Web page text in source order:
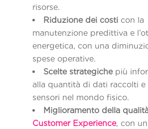
risorse.
Riduzione dei costicon la
manutenzione predittiva e
energetica, con una
spese operative.
Scelte strategichepiù
alla quantità di dati raccolti e
sensori nel mondo fisico.
Miglioramento della
Customer Experience, con